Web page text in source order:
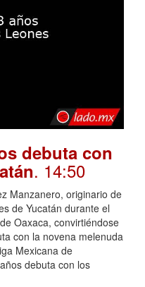
debuta con
. 14:50
Manzanero, originario de
de Yucatán durante el
Oaxaca, convirtiéndose
con la novena melenuda
Mexicana de
debuta con los